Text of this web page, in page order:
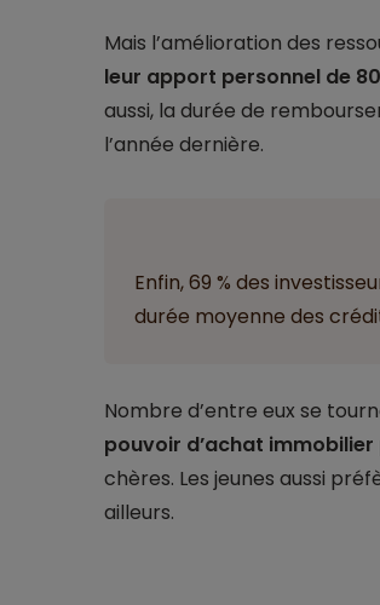
Mais l’amélioration des
leur apport personnel de
aussi, la durée de
l’année dernière.
Enfin, 69 % des
durée moyenne des
Nombre d’entre eux se
pouvoir d’achat immobilier
chères. Les jeunes aussi
ailleurs.